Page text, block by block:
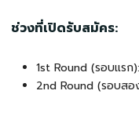
ช่วงที่เปิดรับสมัคร:
1st Round (รอบแร
2nd Round (รอบส